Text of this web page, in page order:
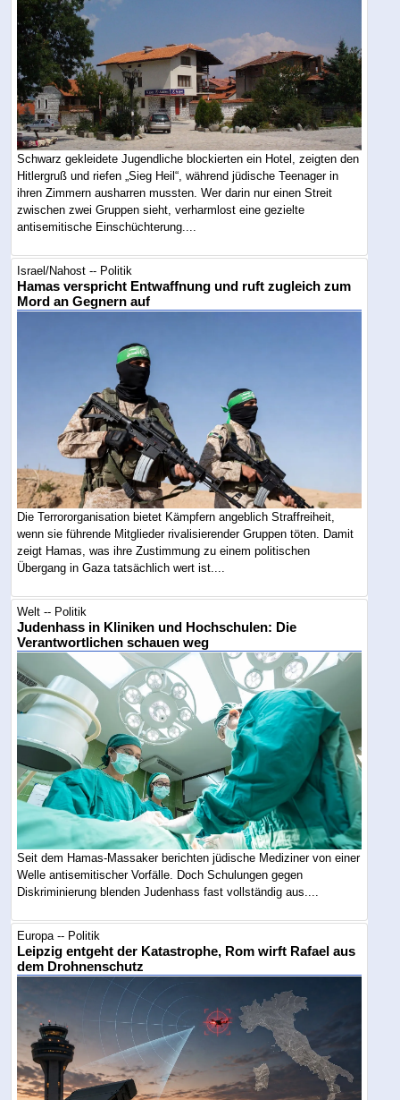
Schwarz gekleidete Jugendliche blockierten ein Hotel, zeigten den
Hitlergruß und riefen „Sieg Heil“, während jüdische Teenager in
ihren Zimmern ausharren mussten. Wer darin nur einen Streit
zwischen zwei Gruppen sieht, verharmlost eine gezielte
antisemitische Einschüchterung....
Israel/Nahost -- Politik
Hamas verspricht Entwaffnung und ruft zugleich zum
Mord an Gegnern auf
Die Terrororganisation bietet Kämpfern angeblich Straffreiheit,
wenn sie führende Mitglieder rivalisierender Gruppen töten. Damit
zeigt Hamas, was ihre Zustimmung zu einem politischen
Übergang in Gaza tatsächlich wert ist....
Welt -- Politik
Judenhass in Kliniken und Hochschulen: Die
Verantwortlichen schauen weg
Seit dem Hamas-Massaker berichten jüdische Mediziner von einer
Welle antisemitischer Vorfälle. Doch Schulungen gegen
Diskriminierung blenden Judenhass fast vollständig aus....
Europa -- Politik
Leipzig entgeht der Katastrophe, Rom wirft Rafael aus
dem Drohnenschutz